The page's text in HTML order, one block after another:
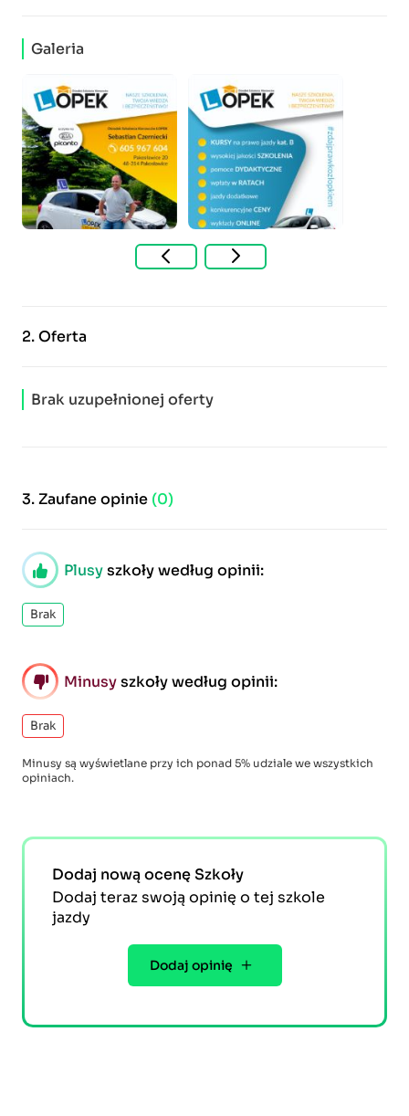
Galeria
2.Oferta
Brak uzupełnionej oferty
3.Zaufane opinie (0)
Plusyszkoły według opinii:
Brak
Minusyszkoły według opinii:
Brak
Minusy są wyświetlane przy ich ponad 5% udziale we wszystkich
opiniach.
Dodaj nową ocenę Szkoły
Dodaj teraz swoją opinię o tej szkole
jazdy
Dodaj opinię